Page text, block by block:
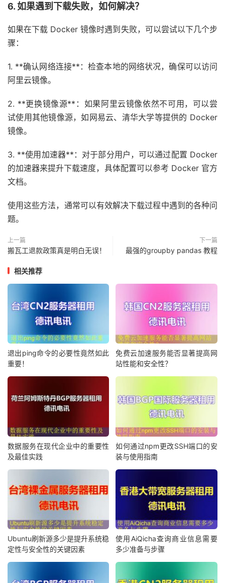
6.如果遇到下载失败，如何解决？
如果在下载 Docker 镜像时遇到失败，可以尝试以下几个步
骤：
1. **确认网络连接**：检查本地的网络状况，确保可以访问
阿里云镜像。
2. **更换镜像源**：如果阿里云镜像依然不可用，可以尝
试使用其他镜像源，如网易云、清华大学等提供的 Docker
镜像。
3. **使用加速器**：对于部分用户，可以通过配置 Docker
的加速器来提升下载速度，具体配置可以参考 Docker 官方
文档。
使用这些方法，通常可以有效解决下载过程中遇到的各种问
题。
上一篇
搬瓦工退款政策真是明白无误！
下一篇
最强的groupby pandas 教程
相关推荐
退出ping命令的必要性竟然如此
重要！
免费云加速服务能否显著提高网
站性能和安全性？
数据服务在现代企业中的重要性
及最佳实践
如何通过npm更改SSH端口的安
装与使用指南
Ubuntu刷新源多少是提升系统稳
定性与安全性的关键因素
使用AiQicha查询商业信息需要
多少准备与步骤